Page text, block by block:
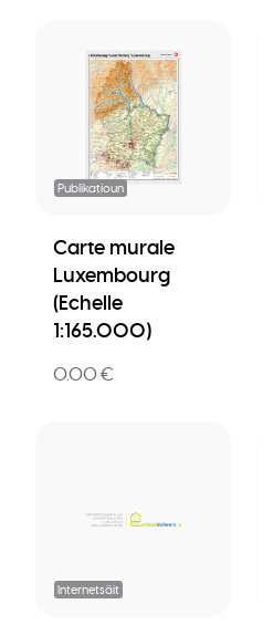
Publikatioun
Carte murale
Luxembourg
(Echelle
1:165.000)
0.00 €
Internetsäit